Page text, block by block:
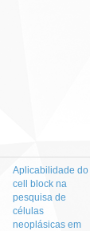
Aplicabilidade do
cell block na
pesquisa de
células
neoplásicas em